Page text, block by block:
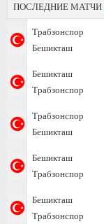
ПОСЛЕДНИЕ МАТЧИ
Трабзонспор
Бешикташ
Бешикташ
Трабзонспор
Трабзонспор
Бешикташ
Бешикташ
Трабзонспор
Бешикташ
Трабзонспор